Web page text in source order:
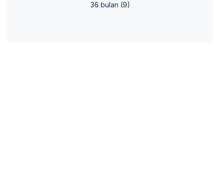
36 bulan (9)